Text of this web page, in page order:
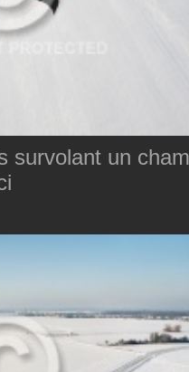
survolant un